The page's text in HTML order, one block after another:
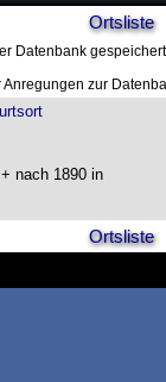
Ortsliste
Datenbank
zur
nach 1890 in
Ortsliste